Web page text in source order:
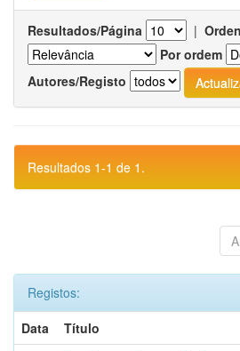
Resultados/Página |
Por ordem
Autores/Registo
Resultados 1-1 de 1.
Registos:
Data
Título